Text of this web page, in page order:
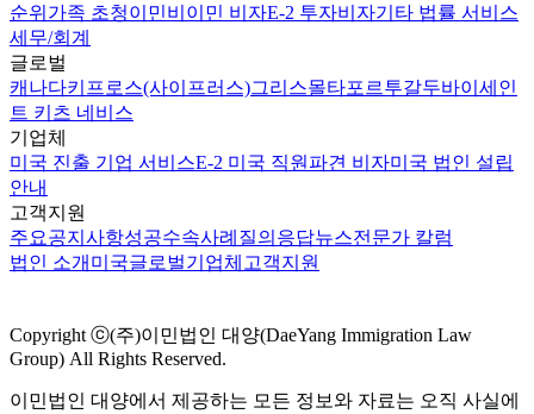
순위 가족 초청이민비이민 비자E-2 투자비자기타 법률 서비스
세무/회계
글로벌
캐나다키프로스(사이프러스)그리스몰타포르투갈두바이 세인
트 키츠 네비스
기업체
미국 진출 기업 서비스E-2 미국 직원파견 비자미국 법인 설립
안내
고객지원
주요공지사항성공수속사례 질의응답뉴스전문가 칼럼
법인 소개 미국글로벌기업체 고객지원
Copyright ⓒ(주)이민법인 대양(DaeYang Immigration Law
Group) All Rights Reserved.
이민법인 대양에서 제공하는 모든 정보와 자료는 오직 사실에